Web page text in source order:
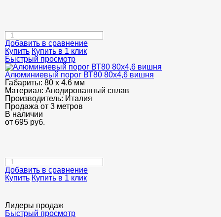
Добавить в сравнение
Купить Купить в 1 клик
Быстрый просмотр
Алюминиевый порог ВТ80 80х4,6 вишня
Габариты: 80 х 4.6 мм
Материал: Анодированный сплав
Производитель: Италия
Продажа от 3 метров
В наличии
от 695 руб.
Добавить в сравнение
Купить Купить в 1 клик
Лидеры продаж
Быстрый просмотр